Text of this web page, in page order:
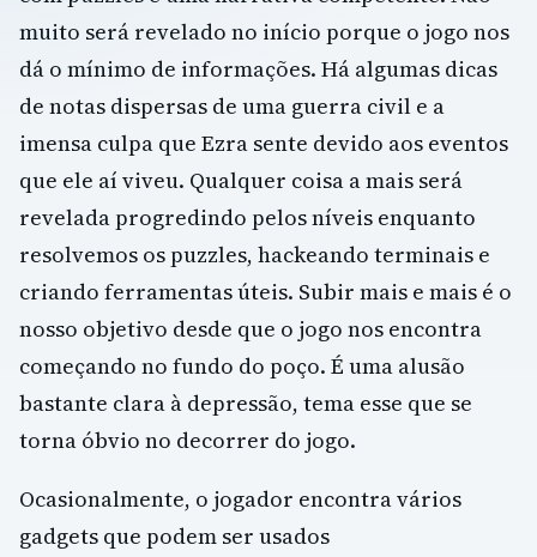
muito será revelado no início porque o jogo nos
dá o mínimo de informações. Há algumas dicas
de notas dispersas de uma guerra civil e a
imensa culpa que Ezra sente devido aos eventos
que ele aí viveu. Qualquer coisa a mais será
revelada progredindo pelos níveis enquanto
resolvemos os puzzles, hackeando terminais e
criando ferramentas úteis. Subir mais e mais é o
nosso objetivo desde que o jogo nos encontra
começando no fundo do poço. É uma alusão
bastante clara à depressão, tema esse que se
torna óbvio no decorrer do jogo.
Ocasionalmente, o jogador encontra vários
gadgets que podem ser usados